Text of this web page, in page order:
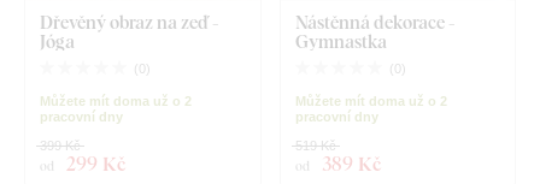
Dřevěný obraz na zeď -
Jóga
( 0)
Můžete mít doma už o 2
pracovní dny
od 299 Kč
399 Kč
Nástěnná dekorace -
Gymnastka
( 0)
Můžete mít doma už o 2
pracovní dny
od 389 Kč
519 Kč